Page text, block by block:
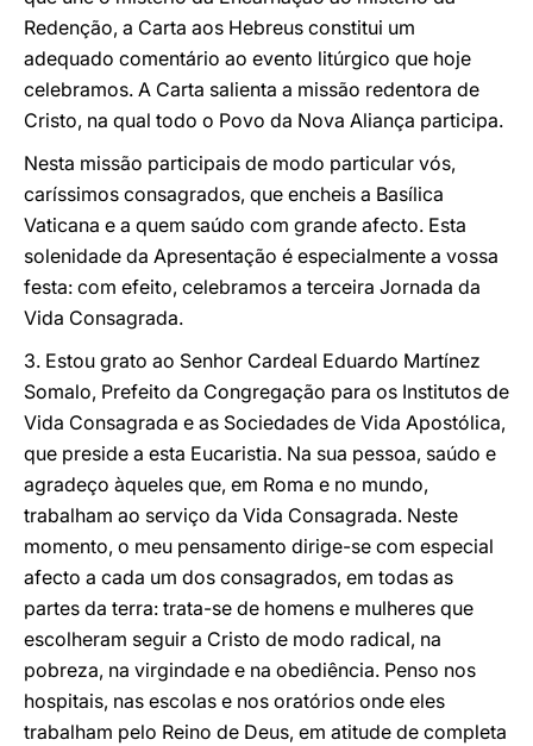
Redenção, a Carta aos Hebreus constitui um
adequado comentário ao evento litúrgico que hoje
celebramos. A Carta salienta a missão redentora de
Cristo, na qual todo o Povo da Nova Aliança participa.
Nesta missão participais de modo particular vós,
caríssimos consagrados, que encheis a Basílica
Vaticana e a quem saúdo com grande afecto. Esta
solenidade da Apresentação é especialmente a vossa
festa: com efeito, celebramos a terceira Jornada da
Vida Consagrada.
3. Estou grato ao Senhor Cardeal Eduardo Martínez
Somalo, Prefeito da Congregação para os Institutos de
Vida Consagrada e as Sociedades de Vida Apostólica,
que preside a esta Eucaristia. Na sua pessoa, saúdo e
agradeço àqueles que, em Roma e no mundo,
trabalham ao serviço da Vida Consagrada. Neste
momento, o meu pensamento dirige-se com especial
afecto a cada um dos consagrados, em todas as
partes da terra: trata-se de homens e mulheres que
escolheram seguir a Cristo de modo radical, na
pobreza, na virgindade e na obediência. Penso nos
hospitais, nas escolas e nos oratórios onde eles
trabalham pelo Reino de Deus, em atitude de completa